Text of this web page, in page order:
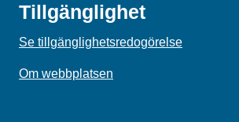
Tillgänglighet
Se tillgänglighetsredogörelse
Om webbplatsen